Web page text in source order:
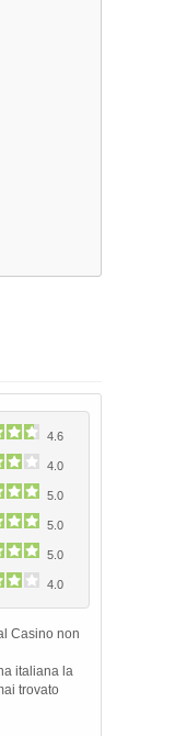
4.6
4.0
5.0
5.0
5.0
4.0
Casino non
italiana la
trovato